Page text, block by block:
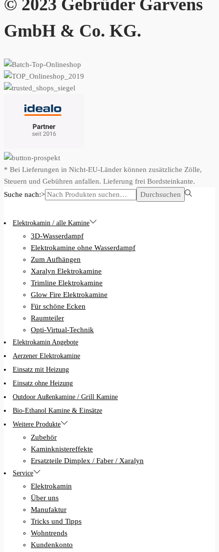
© 2023 Gebrüder Garvens
GmbH & Co. KG.
* Bei Lieferungen in Nicht-EU-Länder können zusätzliche Zölle,
Steuern und Gebühren anfallen. Lieferung frei Bordsteinkante.
Suche nach:>
Durchsuchen
Elektrokamin / alle Kamine
3D-Wasserdampf
Elektrokamine ohne Wasserdampf
Zum Aufhängen
Xaralyn Elektrokamine
Trimline Elektrokamine
Glow Fire Elektrokamine
Für schöne Ecken
Raumteiler
Opti-Virtual-Technik
Elektrokamin Angebote
Aerzener Elektrokamine
Einsatz mit Heizung
Einsatz ohne Heizung
Outdoor Außenkamine / Grill Kamine
Bio-Ethanol Kamine & Einsätze
Weitere Produkte
Zubehör
Kaminknistereffekte
Ersatzteile Dimplex / Faber / Xaralyn
Service
Elektrokamin
Über uns
Manufaktur
Tricks und Tipps
Wohntrends
Kundenkonto